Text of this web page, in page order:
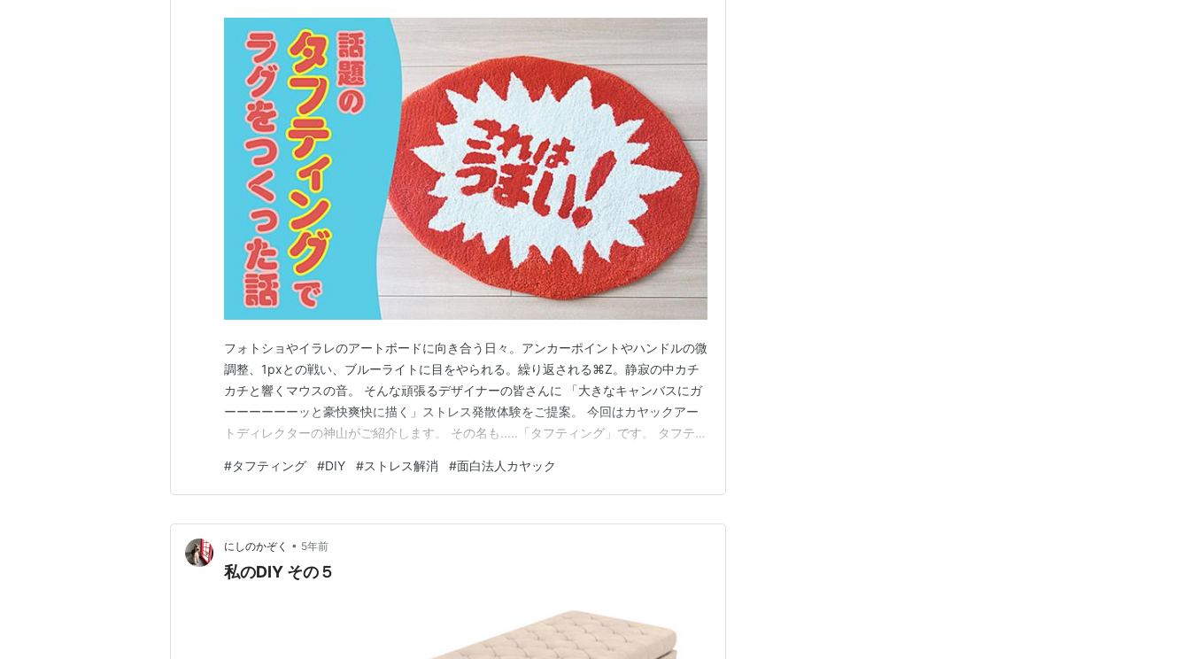
フォトショやイラレのアートボードに向き合う日々。アンカーポイントやハンドルの微
調整、1pxとの戦い、ブルーライトに目をやられる。繰り返される⌘Z。静寂の中カチ
カチと響くマウスの音。 そんな頑張るデザイナーの皆さんに 「大きなキャンバスにガ
ーーーーーーッと豪快爽快に描く」ストレス発散体験をご提案。 今回はカヤックアー
トディレクターの神山がご紹介します。 その名も.....「タフティング」です。 タフティ
ティングができるスタジオが増えており 誰でも簡単にオリジナルのラグを作ることが
できます！ ↑インスタグラムでも話題…
#タフティング #DIY #ストレス解消 #面白法人カヤック
にしのかぞく • 5年前
私のDIY その５